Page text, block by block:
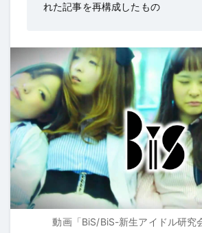
れた記事を再構成したもの
動画「BiS/BiS-新生アイドル研究